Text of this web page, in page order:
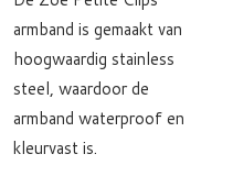
armband is gemaakt van
hoogwaardig stainless
steel, waardoor de
armband waterproof en
kleurvast is.